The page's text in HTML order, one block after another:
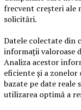
frecvent creșteri ale
solicitări.
Datele colectate
informații valoroase
Analiza acestor
eficiente și a
bazate pe date reale
utilizarea optimă a